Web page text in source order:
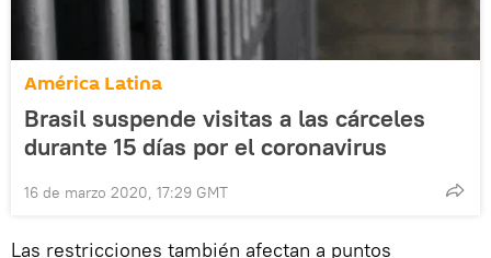
América Latina
Brasil suspende visitas a las cárceles
durante 15 días por el coronavirus
16 de marzo 2020, 17:29 GMT
Las restricciones también afectan a puntos